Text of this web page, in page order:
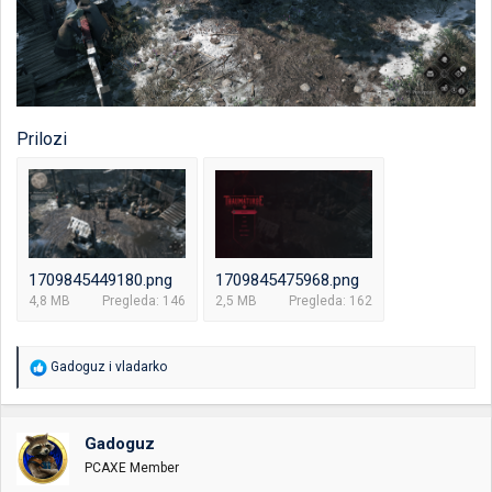
Prilozi
1709845449180.png
4,8 MB Pregleda: 146
1709845475968.png
2,5 MB Pregleda: 162
R
o
v
a
n
Gadoguz i vladarko
Gadoguz
PCAXE Member